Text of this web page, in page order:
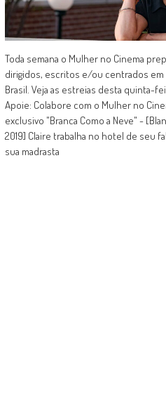
Toda semana o Mulher no Cinema
dirigidos, escritos e/ou centrados em
Brasil. Veja as estreias desta quinta-
Apoie: Colabore com o Mulher no
exclusivo "Branca Como a Neve" -
2019] Claire trabalha no hotel de seu
sua madrasta